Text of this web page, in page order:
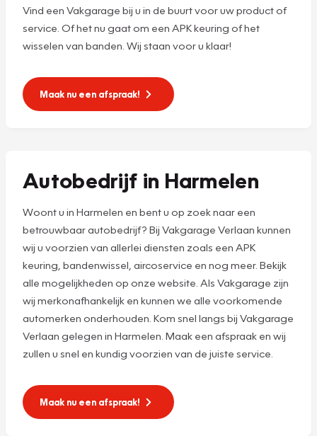
Vind een Vakgarage bij u in de buurt voor uw product of
service. Of het nu gaat om een APK keuring of het
wisselen van banden. Wij staan voor u klaar!
Maak nu een afspraak!
Autobedrijf in Harmelen
Woont u in Harmelen en bent u op zoek naar een
betrouwbaar autobedrijf? Bij Vakgarage Verlaan kunnen
wij u voorzien van allerlei diensten zoals een APK
keuring, bandenwissel, aircoservice en nog meer. Bekijk
alle mogelijkheden op onze website. Als Vakgarage zijn
wij merkonafhankelijk en kunnen we alle voorkomende
automerken onderhouden. Kom snel langs bij Vakgarage
Verlaan gelegen in Harmelen. Maak een afspraak en wij
zullen u snel en kundig voorzien van de juiste service.
Maak nu een afspraak!